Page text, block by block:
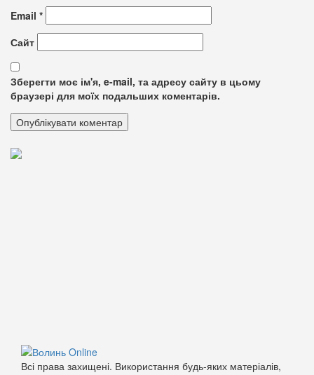
Email *
Сайт
Зберегти моє ім'я, e-mail, та адресу сайту в цьому
браузері для моїх подальших коментарів.
Всі права захищені. Використання будь-яких матеріалів,